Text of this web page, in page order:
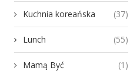
Kuchnia koreańska (37)
Lunch (55)
Mamą Być (1)